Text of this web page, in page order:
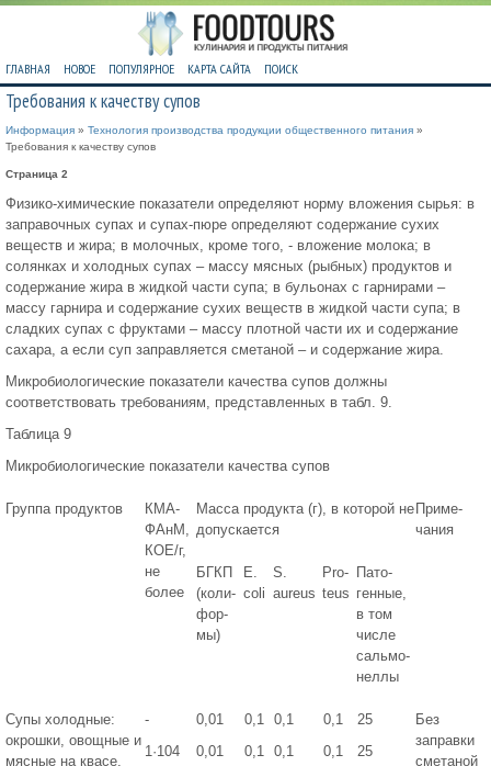
ГЛАВНАЯ НОВОЕ ПОПУЛЯРНОЕ КАРТА САЙТА ПОИСК
Требования к качеству супов
Информация » Технология производства продукции общественного питания »
Требования к качеству супов
Страница 2
Физико-химические показатели определяют норму вложения сырья: в
заправочных супах и супах-пюре определяют содержание сухих
веществ и жира; в молочных, кроме того, - вложение молока; в
солянках и холодных супах – массу мясных (рыбных) продуктов и
содержание жира в жидкой части супа; в бульонах с гарнирами –
массу гарнира и содержание сухих веществ в жидкой части супа; в
сладких супах с фруктами – массу плотной части их и содержание
сахара, а если суп заправляется сметаной – и содержание жира.
Микробиологические показатели качества супов должны
соответствовать требованиям, представленных в табл. 9.
Таблица 9
Микробиологические показатели качества супов
Группа продуктов
КМА-
ФАнМ,
КОЕ/г,
не
более
Масса продукта (г), в которой не
допускается
Приме-
чания
БГКП
(коли-
фор-
мы)
E.
coli
S.
aureus
Pro-
teus
Пато-
генные,
в том
числе
сальмо-
неллы
Супы холодные:
окрошки, овощные и
мясные на квасе,
-
1·104
0,01
0,01
0,1
0,1
0,1
0,1
0,1
0,1
25
25
Без
заправки
сметаной